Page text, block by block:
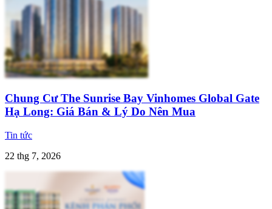
Chung Cư The Sunrise Bay Vinhomes Global Gate
Hạ Long: Giá Bán & Lý Do Nên Mua
Tin tức
22 thg 7, 2026